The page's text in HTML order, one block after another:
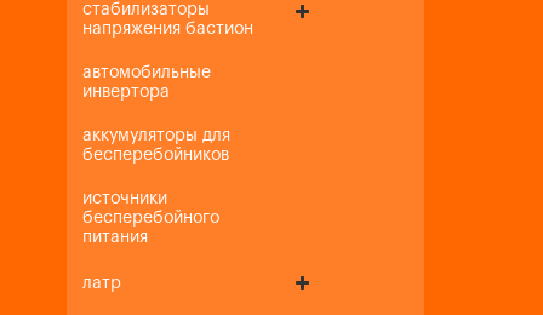
стабилизаторы
напряжения бастион
автомобильные
инвертора
аккумуляторы для
бесперебойников
источники
бесперебойного
питания
латр